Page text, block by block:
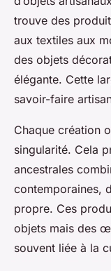
trouve des
aux textiles aux
des objets
élégante. Cette
savoir-faire
Chaque création
singularité. Cela
ancestrales
contemporaines,
propre. Ces
objets mais des
souvent liée à la